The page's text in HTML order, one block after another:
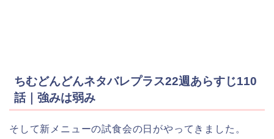
ちむどんどんネタバレプラス22週あらすじ110
話｜強みは弱み
そして新メニューの試食会の日がやってきました。